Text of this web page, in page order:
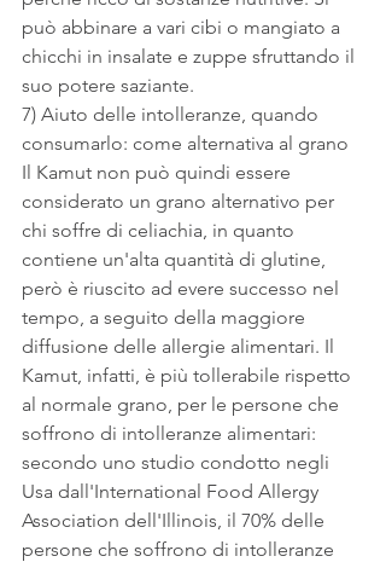
può abbinare a vari cibi o mangiato a
chicchi in insalate e zuppe sfruttando il
suo potere saziante.
7) Aiuto delle intolleranze, quando
consumarlo: come alternativa al grano
Il Kamut non può quindi essere
considerato un grano alternativo per
chi soffre di celiachia, in quanto
contiene un'alta quantità di glutine,
però è riuscito ad evere successo nel
tempo, a seguito della maggiore
diffusione delle allergie alimentari. Il
Kamut, infatti, è più tollerabile rispetto
al normale grano, per le persone che
soffrono di intolleranze alimentari:
secondo uno studio condotto negli
Usa dall'International Food Allergy
Association dell'Illinois, il 70% delle
persone che soffrono di intolleranze